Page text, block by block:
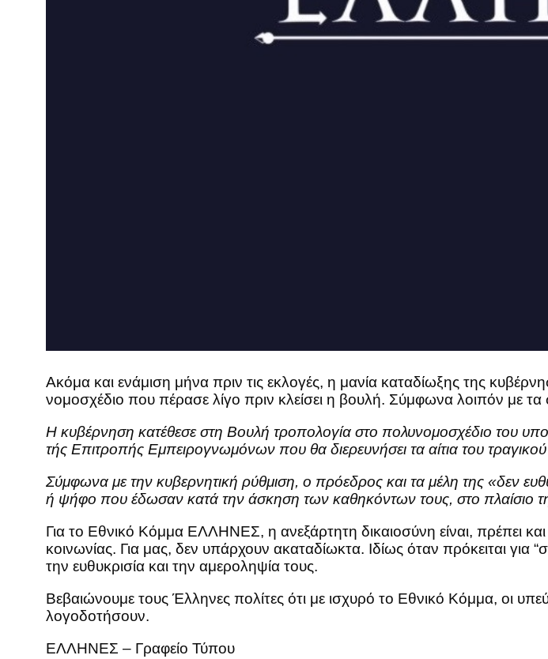
Ακόμα και ενάμιση μήνα πριν τις εκλογές, η μανία καταδίωξης της
νομοσχέδιο που πέρασε λίγο πριν κλείσει η βουλή. Σύμφωνα λοιπόν με
Η κυβέρνηση κατέθεσε στη Βουλή τροπολογία στο πολυνομοσχέδιο του
τής Επιτροπής Εμπειρογνωμόνων που θα διερευνήσει τα αίτια του
Σύμφωνα με την κυβερνητική ρύθμιση, ο πρόεδρος και τα μέλη της «δεν
ή ψήφο που έδωσαν κατά την άσκηση των καθηκόντων τους, στο πλαίσιο
Για το Εθνικό Κόμμα ΕΛΛΗΝΕΣ, η ανεξάρτητη δικαιοσύνη είναι, πρέπει και
κοινωνίας. Για μας, δεν υπάρχουν ακαταδίωκτα. Ιδίως όταν πρόκειται
την ευθυκρισία και την αμεροληψία τους.
Βεβαιώνουμε τους Έλληνες πολίτες ότι με ισχυρό το Εθνικό Κόμμα, οι
λογοδοτήσουν.
ΕΛΛΗΝΕΣ – Γραφείο Τύπου